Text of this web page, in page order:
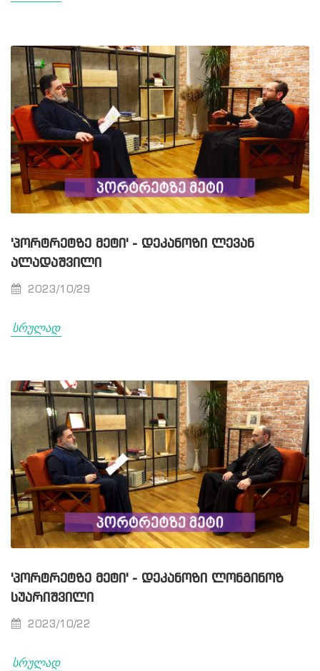
'ᲞᲝᲠᲢᲠᲔᲢᲖᲔ ᲛᲔᲢᲘ' - ᲓᲔᲙᲐᲜᲝᲖᲘ ᲚᲔᲕᲐᲜ
ᲐᲚᲐᲓᲐᲨᲕᲘᲚᲘ
2023/10/29
სრულად
'ᲞᲝᲠᲢᲠᲔᲢᲖᲔ ᲛᲔᲢᲘ' - ᲓᲔᲙᲐᲜᲝᲖᲘ ᲚᲝᲜᲒᲘᲜᲝᲖ
ᲡᲣᲐᲠᲘᲨᲕᲘᲚᲘ
2023/10/22
სრულად